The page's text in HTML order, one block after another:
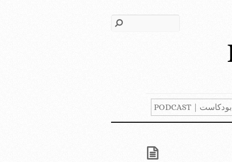
بودكاست | PODCAST